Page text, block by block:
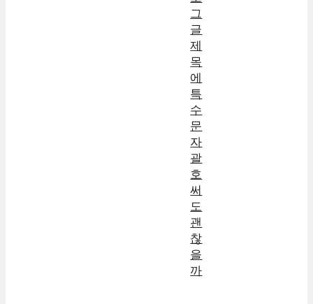
그
글
제
목
에
특
수
문
자
괄
호
써
도
괜
찮
을
까